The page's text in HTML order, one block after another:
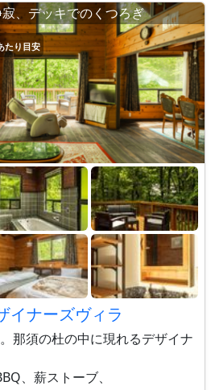
、デッキでのくつろぎ
たり目安
イナーズヴィラ
那須の杜の中に現れるデザイナ
、薪ストーブ、